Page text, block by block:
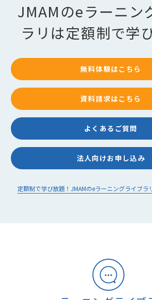
JMAMのeラーニン
ラリは定額制で学
無料体験はこちら
資料請求はこちら
よくあるご質問
法人向けお申し込み
定額制で学び放題！JMAMのeラーニングライブラ